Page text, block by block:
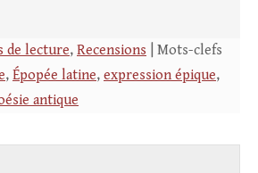
de lecture, Recensions | Mots-clefs
, Épopée latine, expression épique,
antique